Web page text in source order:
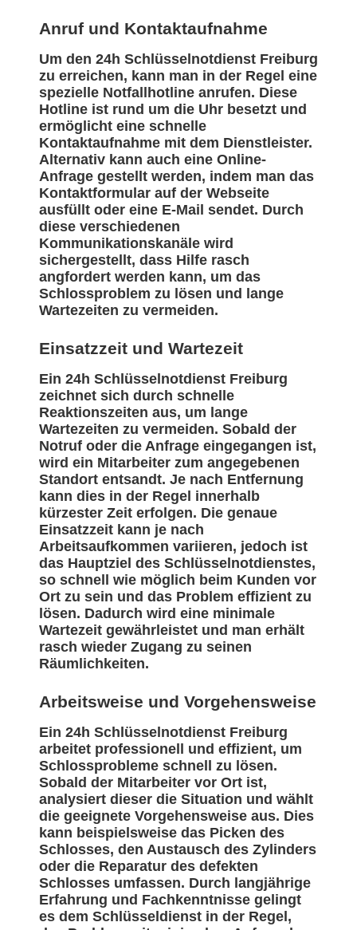
Anruf und Kontaktaufnahme
Um den 24h Schlüsselnotdienst Freiburg
zu erreichen, kann man in der Regel eine
spezielle Notfallhotline anrufen. Diese
Hotline ist rund um die Uhr besetzt und
ermöglicht eine schnelle
Kontaktaufnahme mit dem Dienstleister.
Alternativ kann auch eine Online-
Anfrage gestellt werden, indem man das
Kontaktformular auf der Webseite
ausfüllt oder eine E-Mail sendet. Durch
diese verschiedenen
Kommunikationskanäle wird
sichergestellt, dass Hilfe rasch
angfordert werden kann, um das
Schlossproblem zu lösen und lange
Wartezeiten zu vermeiden.
Einsatzzeit und Wartezeit
Ein 24h Schlüsselnotdienst Freiburg
zeichnet sich durch schnelle
Reaktionszeiten aus, um lange
Wartezeiten zu vermeiden. Sobald der
Notruf oder die Anfrage eingegangen ist,
wird ein Mitarbeiter zum angegebenen
Standort entsandt. Je nach Entfernung
kann dies in der Regel innerhalb
kürzester Zeit erfolgen. Die genaue
Einsatzzeit kann je nach
Arbeitsaufkommen variieren, jedoch ist
das Hauptziel des Schlüsselnotdienstes,
so schnell wie möglich beim Kunden vor
Ort zu sein und das Problem effizient zu
lösen. Dadurch wird eine minimale
Wartezeit gewährleistet und man erhält
rasch wieder Zugang zu seinen
Räumlichkeiten.
Arbeitsweise und Vorgehensweise
Ein 24h Schlüsselnotdienst Freiburg
arbeitet professionell und effizient, um
Schlossprobleme schnell zu lösen.
Sobald der Mitarbeiter vor Ort ist,
analysiert dieser die Situation und wählt
die geeignete Vorgehensweise aus. Dies
kann beispielsweise das Picken des
Schlosses, den Austausch des Zylinders
oder die Reparatur des defekten
Schlosses umfassen. Durch langjährige
Erfahrung und Fachkenntnisse gelingt
es dem Schlüsseldienst in der Regel,